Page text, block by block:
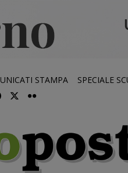
STAMPA SPECIALE